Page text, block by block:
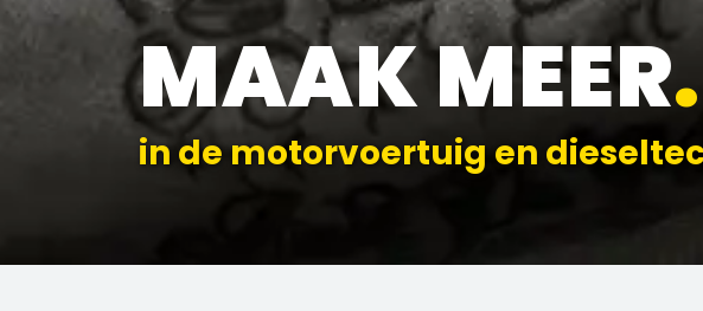
MAAK MEER.
in de motorvoertuig en